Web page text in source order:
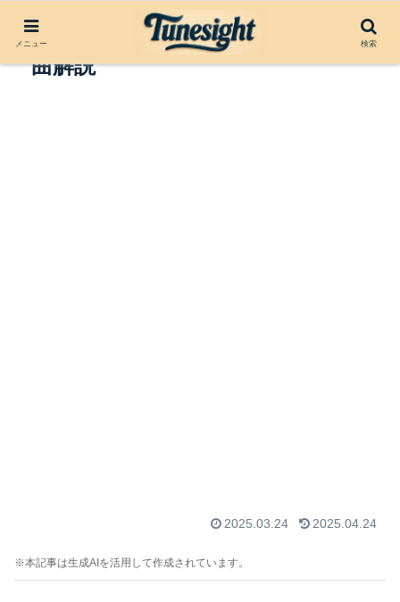
Lavender by Marillion（1985）楽
曲解説
2025.03.24 2025.04.24
※本記事は生成AIを活用して作成されています。
メニュー 検索